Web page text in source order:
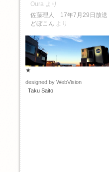
Oura より
佐藤理人 17年7月29日放送
どぼこん より
★
designed by WebVision
Taku Saito